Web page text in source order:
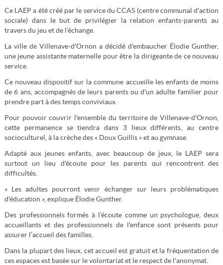
Ce LAEP a été créé par le service du CCAS (centre communal d'action
sociale) dans le but de privilégier la relation enfants-parents au
travers du jeu et de l’échange.
La ville de Villenave-d'Ornon a décidé d'embaucher Élodie Gunther,
une jeune assistante maternelle pour être la dirigeante de ce nouveau
service.
Ce nouveau dispositif sur la commune accueille les enfants de moins
de 6 ans, accompagnés de leurs parents ou d'un adulte familier pour
prendre part à des temps conviviaux.
Pour pouvoir couvrir l'ensemble du territoire de Villenave-d'Ornon,
cette permanence se tiendra dans 3 lieux différents, au centre
socioculturel, à la crèche des « Doux Guillis » et au gymnase.
Adapté aux jeunes enfants, avec beaucoup de jeux, le LAEP sera
surtout un lieu d'écoute pour les parents qui rencontrent des
difficultés.
« Les adultes pourront venir échanger sur leurs problématiques
d'éducation », explique Élodie Gunther.
Des professionnels formés à l’écoute comme un psychologue, deux
accueillants et des professionnels de l'enfance sont présents pour
assurer l’accueil des familles.
Dans la plupart des lieux, cet accueil est gratuit et la fréquentation de
ces espaces est basée sur le volontariat et le respect de l'anonymat.